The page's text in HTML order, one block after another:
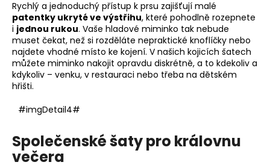
Rychlý a jednoduchý přístup k prsu zajišťují malé
patentky ukryté ve výstřihu, které pohodlně rozepnete
i jednou rukou. Vaše hladové miminko tak nebude
muset čekat, než si rozděláte nepraktické knoflíčky nebo
najdete vhodné místo ke kojení. V našich kojicích šatech
můžete miminko nakojit opravdu diskrétně, a to kdekoliv a
kdykoliv – venku, v restauraci nebo třeba na dětském
hřišti.
#imgDetail4#
Společenské šaty pro královnu
večera